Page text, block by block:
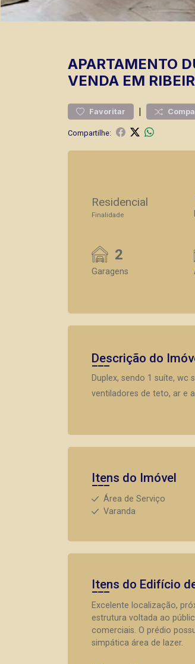
APARTAMENTO
VENDA EM
Favoritar |
Compartilhe:
Residencial
Finalidade
2
Garagens
Descrição do
Duplex, sendo 1 suíte, wc
ventiladores de teto, ar e
Itens do Imóvel
Área de Serviço
Varanda
Itens do Edifício
Excelente localização,
estrutura voltada ao
comerciais. O prédio
simpática área de lazer.